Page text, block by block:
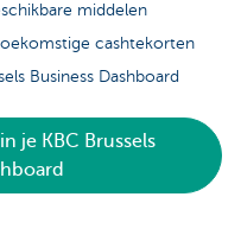
middelen
cashtekorten
Business Dashboard
je KBC Brussels